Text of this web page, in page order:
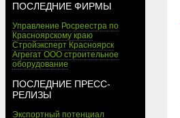
ПОСЛЕДНИЕ ФИРМЫ
Управление Росреестра по
Красноярскому краю
Стройэксперт Красноярск
Агрегат ООО строительное
оборудование
ПОСЛЕДНИЕ ПРЕСС-
РЕЛИЗЫ
Экспортный потенциал